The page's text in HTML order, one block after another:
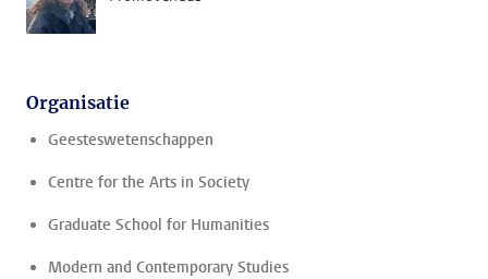
Organisatie
Geesteswetenschappen
Centre for the Arts in Society
Graduate School for Humanities
Modern and Contemporary Studies